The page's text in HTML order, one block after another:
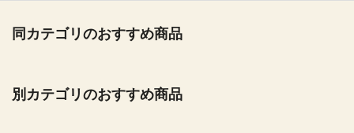
同カテゴリのおすすめ商品
別カテゴリのおすすめ商品